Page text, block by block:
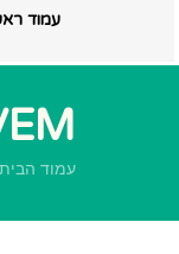
עמוד
עמוד הבית